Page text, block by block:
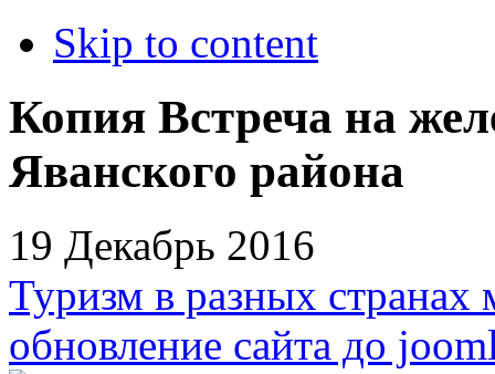
Skip to content
Копия Встреча на
Яванского района
19 Декабрь 2016
Туризм в разных странах
обновление сайта до